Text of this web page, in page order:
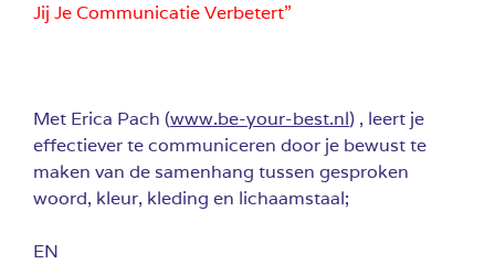
Jij Je Communicatie Verbetert”
Met Erica Pach (www.be-your-best.nl) , leert je
effectiever te communiceren door je bewust te
maken van de samenhang tussen gesproken
woord, kleur, kleding en lichaamstaal;
EN